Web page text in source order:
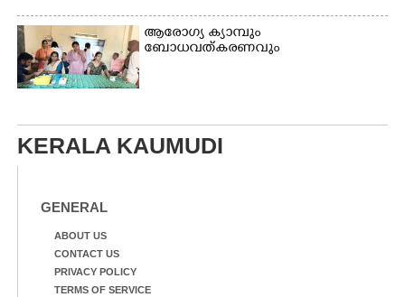
ആരോഗ്യ ക്യാമ്പും
ബോധവത്കരണവും
KERALA KAUMUDI
GENERAL
ABOUT US
CONTACT US
PRIVACY POLICY
TERMS OF SERVICE